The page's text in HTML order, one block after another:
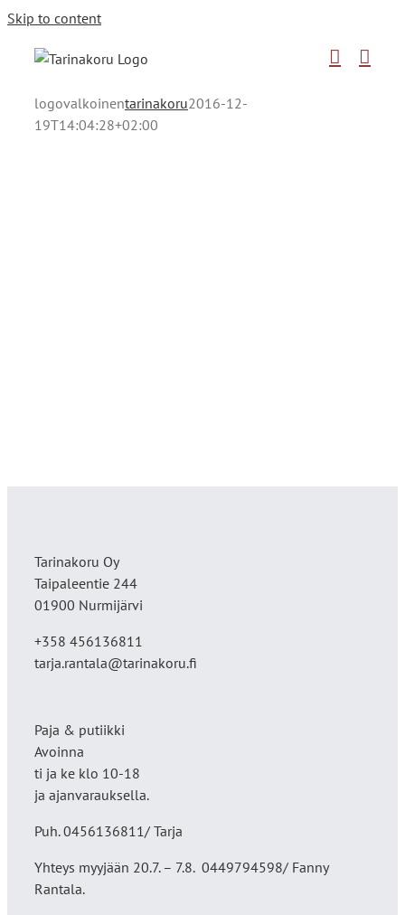
Skip to content
logovalkoinentarinakoru2016-12-
19T14:04:28+02:00
Tarinakoru Oy
Taipaleentie 244
01900 Nurmijärvi
+358 456136811
tarja.rantala@tarinakoru.fi
Paja & putiikki
Avoinna
ti ja ke klo 10-18
ja ajanvarauksella.
Puh. 0456136811/ Tarja
Yhteys myyjään 20.7. – 7.8. 0449794598/ Fanny
Rantala.